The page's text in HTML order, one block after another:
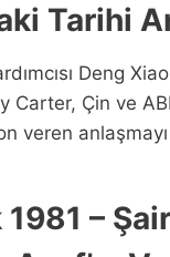
Tarihi
Deng
Carter, Çin ve
veren
– Şair